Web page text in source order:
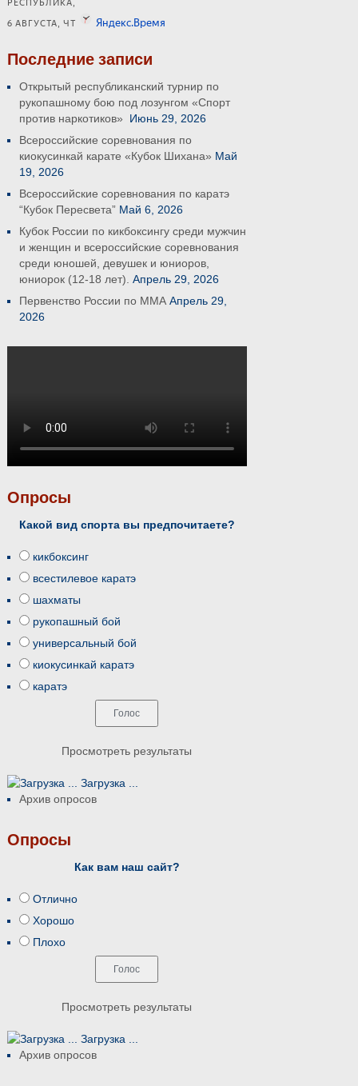
Последние записи
Открытый республиканский турнир по
рукопашному бою под лозунгом «Спорт
против наркотиков»
Июнь 29, 2026
Всероссийские соревнования по
киокусинкай карате «Кубок Шихана» Май
19, 2026
Всероссийские соревнования по каратэ
“Кубок Пересвета” Май 6, 2026
Кубок России по кикбоксингу среди мужчин
и женщин и всероссийские соревнования
среди юношей, девушек и юниоров,
юниорок (12-18 лет). Апрель 29, 2026
Первенство России по ММА Апрель 29,
2026
Опросы
Какой вид спорта вы предпочитаете?
кикбоксинг
всестилевое каратэ
шахматы
рукопашный бой
универсальный бой
киокусинкай каратэ
каратэ
Просмотреть результаты
Загрузка ...
Архив опросов
Опросы
Как вам наш сайт?
Отлично
Хорошо
Плохо
Просмотреть результаты
Загрузка ...
Архив опросов